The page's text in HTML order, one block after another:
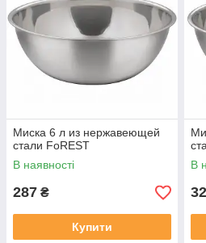
Миска 6 л из нержавеющей
стали FoREST
В наявності
287 ₴
Купити
В